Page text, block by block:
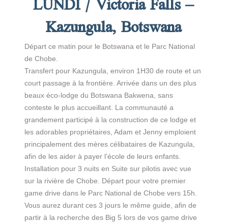
Kazungula, Botswana
Départ ce matin pour le Botswana et le Parc National
de Chobe.
Transfert pour Kazungula, environ 1H30 de route et un
court passage à la frontière. Arrivée dans un des plus
beaux éco-lodge du Botswana Bakwena, sans
conteste le plus accueillant. La communauté a
grandement participé à la construction de ce lodge et
les adorables propriétaires, Adam et Jenny emploient
principalement des mères célibataires de Kazungula,
afin de les aider à payer l’école de leurs enfants.
Installation pour 3 nuits en Suite sur pilotis avec vue
sur la rivière de Chobe. Départ pour votre premier
game drive dans le Parc National de Chobe vers 15h.
Vous aurez durant ces 3 jours le même guide, afin de
partir à la recherche des Big 5 lors de vos game drive